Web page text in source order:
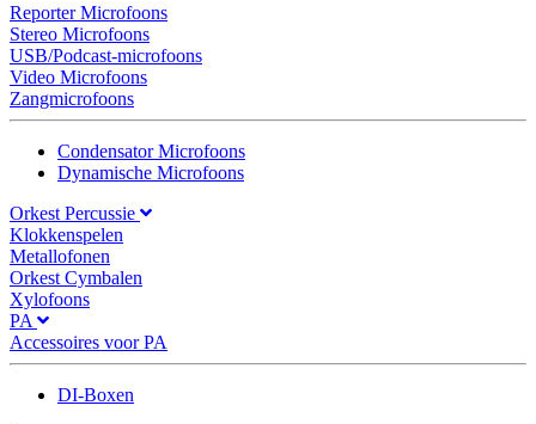
Reporter Microfoons
Stereo Microfoons
USB/Podcast-microfoons
Video Microfoons
Zangmicrofoons
Condensator Microfoons
Dynamische Microfoons
Orkest Percussie
Klokkenspelen
Metallofonen
Orkest Cymbalen
Xylofoons
PA
Accessoires voor PA
DI-Boxen